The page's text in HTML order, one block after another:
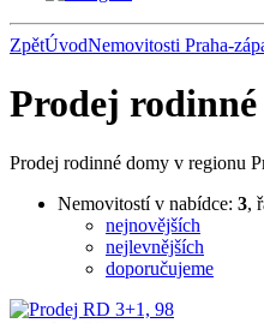
ZpětÚvodNemovitosti Praha-
Prodej
Prodej rodinné domy v regionu
Nemovitostí v nabídce: 3,
nejnovějších
nejlevnějších
doporučujeme